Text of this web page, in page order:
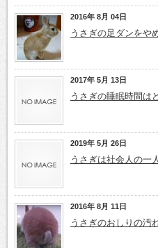
2016年 8月 04日
うさぎの足ダンをや
2017年 5月 13日
うさぎの睡眠時間は
2019年 5月 26日
うさぎは社会人の一
2016年 8月 11日
うさぎのおしりの汚